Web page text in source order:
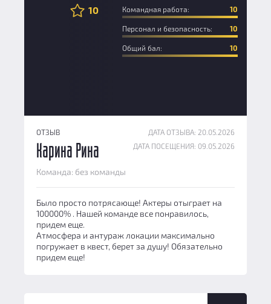
10 Командная работа: 10
Персонал и безопасность: 10
Общий бал: 10
ОТЗЫВ
ДАТА ОТЗЫВА: 20.05.2026
ДАТА ПОСЕЩЕНИЯ: 09.05.2026
Карина Рина
Команда: без команды
Было просто потрясающе! Актеры отыграет на
100000% . Нашей команде все понравилось,
придем еще.
Атмосфера и антураж локации максимально
погружает в квест, берет за душу! Обязательно
придем еще!